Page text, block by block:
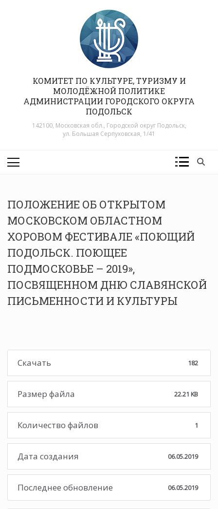
КОМИТЕТ ПО КУЛЬТУРЕ, ТУРИЗМУ И
МОЛОДЁЖНОЙ ПОЛИТИКЕ
АДМИНИСТРАЦИИ ГОРОДСКОГО ОКРУГА
ПОДОЛЬСК
142100, Московская обл., Городской округ Подольск,
ул. Большая Серпуховская, 1/41
ПОЛОЖЕНИЕ ОБ ОТКРЫТОМ
МОСКОВСКОМ ОБЛАСТНОМ
ХОРОВОМ ФЕСТИВАЛЕ «ПОЮЩИЙ
ПОДОЛЬСК. ПОЮЩЕЕ
ПОДМОСКОВЬЕ – 2019»,
ПОСВЯЩЕННОМ ДНЮ СЛАВЯНСКОЙ
ПИСЬМЕННОСТИ И КУЛЬТУРЫ
Скачать 182
Размер файла 22.21 KB
Количество файлов 1
Дата создания 06.05.2019
Последнее обновление 06.05.2019